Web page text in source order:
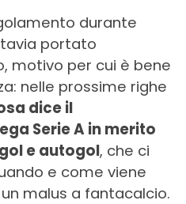
durante
portato
motivo per cui è bene
nelle prossime righe
dice il
Serie A in merito
e autogol, che ci
e come viene
malus a fantacalcio.